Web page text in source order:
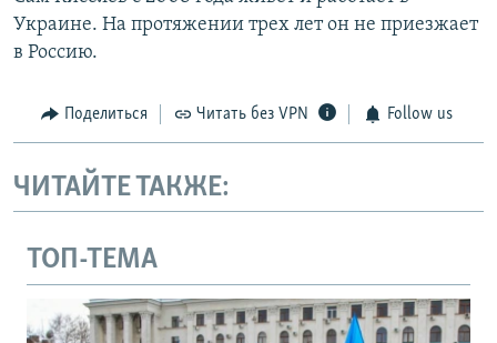
Украине. На протяжении трех лет он не приезжает
в Россию.
Поделиться Читать без VPN Follow us
ЧИТАЙТЕ ТАКЖЕ:
ТОП-ТЕМА